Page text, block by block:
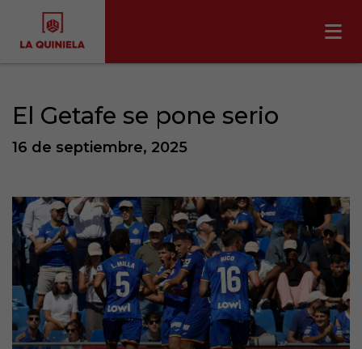
El Getafe se pone serio
16 de septiembre, 2025